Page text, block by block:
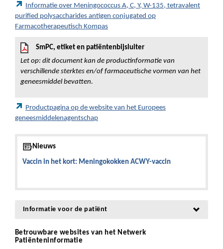
Informatie over Meningococcus A, C, Y, W-135, tetravalent
purified polysaccharides antigen conjugated op
Farmacotherapeutisch Kompas
SmPC, etiket en patiëntenbijsluiter
Let op: dit document kan de productinformatie van
verschillende sterktes en/of farmaceutische vormen van het
geneesmiddel bevatten.
Productpagina op de website van het Europees
geneesmiddelenagentschap
Nieuws
Vaccin in het kort: Meningokokken ACWY-vaccin
Informatie voor de patiënt
Betrouwbare websites van het Netwerk
Patiënteninformatie